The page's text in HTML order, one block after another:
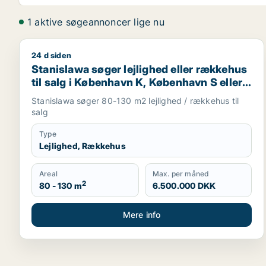
1 aktive søgeannoncer lige nu
Stanislawa søger lejlighed eller rækkehus til salg i
24 d siden
Stanislawa søger lejlighed eller rækkehus
til salg i København K, København S eller
Glostrup m.fl.
Stanislawa søger 80-130 m2 lejlighed / rækkehus til
salg
Type
Lejlighed, Rækkehus
Areal
80 - 130 m2
Max. per måned
6.500.000 DKK
Mere info